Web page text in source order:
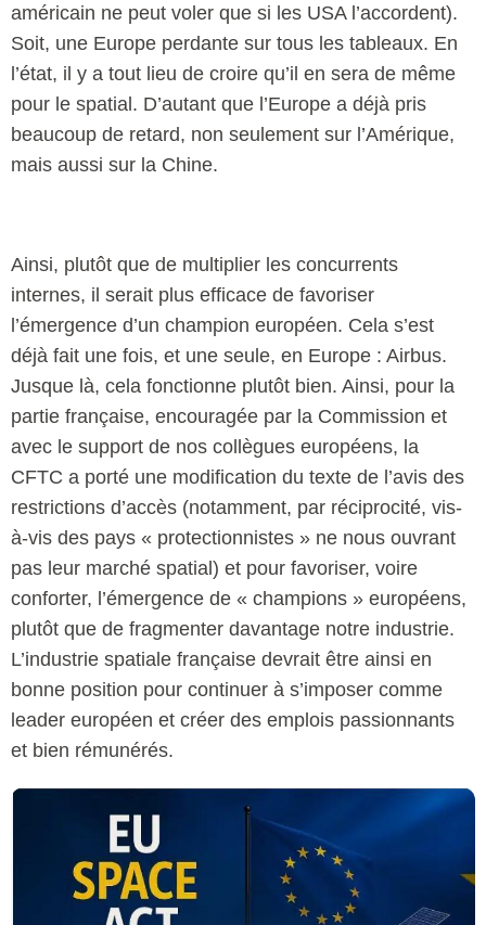
américain ne peut voler que si les USA l’accordent).
Soit, une Europe perdante sur tous les tableaux. En
l’état, il y a tout lieu de croire qu’il en sera de même
pour le spatial. D’autant que l’Europe a déjà pris
beaucoup de retard, non seulement sur l’Amérique,
mais aussi sur la Chine.
Ainsi, plutôt que de multiplier les concurrents
internes, il serait plus efficace de favoriser
l’émergence d’un champion européen. Cela s’est
déjà fait une fois, et une seule, en Europe : Airbus.
Jusque là, cela fonctionne plutôt bien. Ainsi, pour la
partie française, encouragée par la Commission et
avec le support de nos collègues européens, la
CFTC a porté une modification du texte de l’avis des
restrictions d’accès (notamment, par réciprocité, vis-
à-vis des pays « protectionnistes » ne nous ouvrant
pas leur marché spatial) et pour favoriser, voire
conforter, l’émergence de « champions » européens,
plutôt que de fragmenter davantage notre industrie.
L’industrie spatiale française devrait être ainsi en
bonne position pour continuer à s’imposer comme
leader européen et créer des emplois passionnants
et bien rémunérés.